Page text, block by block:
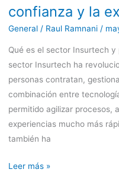
confianza y la
General/ Raul Ramnani /
Qué es el sector Insurtech
sector Insurtech ha
personas contratan,
combinación entre
permitido agilizar procesos,
experiencias mucho más
también ha
la
experiencia
Leer más »